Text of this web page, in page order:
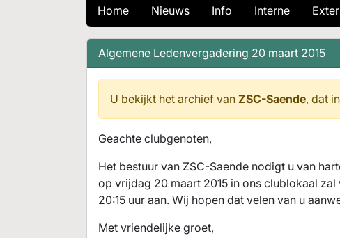
Home Nieuws Info Interne
Algemene Ledenvergadering 20 maart 2015
U bekijkt het archief van ZSC-Saende, dat
Geachte clubgenoten,
Het bestuur van ZSC-Saende nodigt u van
op vrijdag 20 maart 2015 in ons clublokaal
20:15 uur aan. Wij hopen dat velen van u
Met vriendelijke groet,